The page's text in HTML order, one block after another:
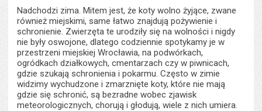
Nadchodzi zima. Mitem jest, że koty wolno żyjące, zwane
również miejskimi, same łatwo znajdują pożywienie i
schronienie. Zwierzęta te urodziły się na wolności i nigdy
nie były oswojone, dlatego codziennie spotykamy je w
przestrzeni miejskiej Wrocławia, na podwórkach,
ogródkach działkowych, cmentarzach czy w piwnicach,
gdzie szukają schronienia i pokarmu. Często w zimie
widzimy wychudzone i zmarznięte koty, które nie mają
gdzie się schronić, są bezradne wobec zjawisk
meteorologicznych, chorują i głodują, wiele z nich umiera.